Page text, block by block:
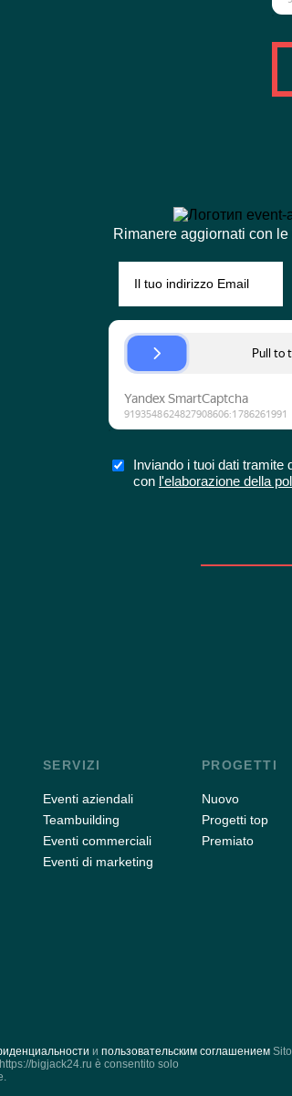
Rimanere aggiornati con
Inviando i tuoi dati tramite
con l'elaborazione della
SERVIZI
Eventi aziendali
Teambuilding
Eventi commerciali
Eventi di marketing
PROGETTI
Nuovo
Progetti top
Premiato
ипользовательским соглашением
bigjack24.ru è consentito solo